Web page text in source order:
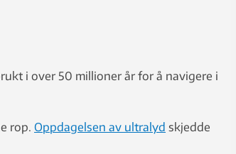
i over 50 millioner år for å navigere i
rop. Oppdagelsen av ultralyd skjedde